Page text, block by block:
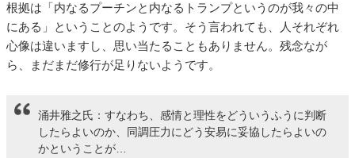
根拠は「内なるプーチンと内なるトランプというのが我々の中
にある」ということのようです。そう言われても、人それぞれ
心像は違いますし、思い当たることもありません。残念なが
ら、まだまだ修行が足りないようです。
涌井雅之氏：すなわち、感情と理性をどういうふうに判断
したらよいのか、同調圧力にどう安易に妥協したらよいの
かということが…